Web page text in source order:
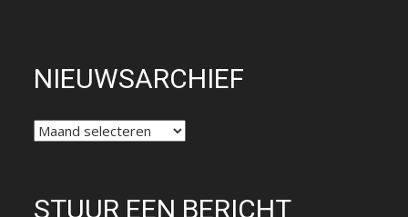
NIEUWSARCHIEF
NIEUWSARCHIEF
STUUR EEN BERICHT